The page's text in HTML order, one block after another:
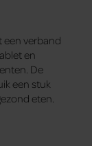
een verband
en
De
een stuk
eten.